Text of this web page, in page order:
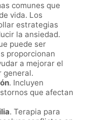
comunes que
vida. Los
estrategias
la ansiedad.
puede ser
proporcionan
a mejorar el
general.
. Incluyen
que afectan
. Terapia para